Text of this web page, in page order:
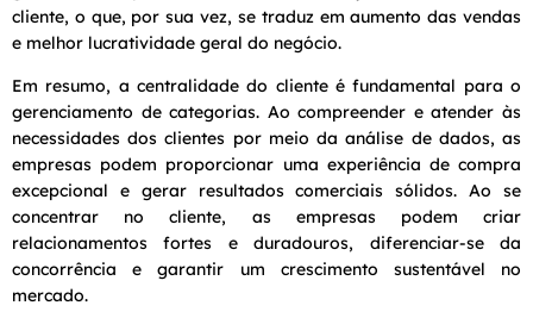
cliente, o que, por sua vez, se traduz em aumento das vendas
e melhor lucratividade geral do negócio.
Em resumo, a centralidade do cliente é fundamental para o
gerenciamento de categorias. Ao compreender e atender às
necessidades dos clientes por meio da análise de dados, as
empresas podem proporcionar uma experiência de compra
excepcional e gerar resultados comerciais sólidos. Ao se
concentrar no cliente, as empresas podem criar
relacionamentos fortes e duradouros, diferenciar-se da
concorrência e garantir um crescimento sustentável no
mercado.